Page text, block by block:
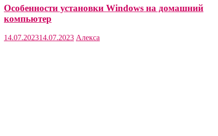
Особенности установки Windows на домашний
компьютер
14.07.202314.07.2023 Алекса